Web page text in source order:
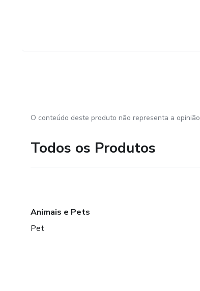
O conteúdo deste produto não representa a
Todos os Produtos
Animais e Pets
Pet